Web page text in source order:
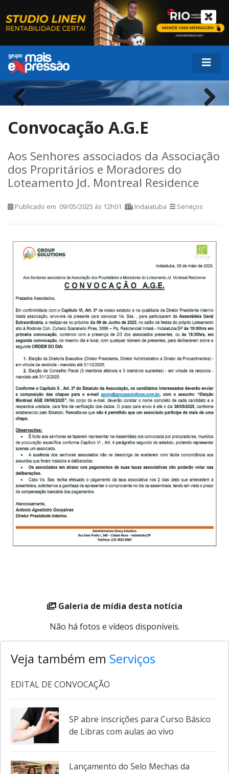
Previous
Convocação A.G.E
Aos Senhores associados da Associação
dos Propritários e Moradores do
Loteamento Jd. Montreal Residence
Publicado em 09/05/2025 às 12h01 Indaiatuba Serviços
Galeria de mídia desta notícia
Não há fotos e vídeos disponíveis.
Veja também em Serviços
EDITAL DE CONVOCAÇÃO
SP abre inscrições para Curso Básico
de Libras com aulas ao vivo
Lançamento do Selo Mechas da